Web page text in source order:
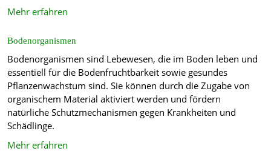
Mehr erfahren
Bodenorganismen
Bodenorganismen sind Lebewesen, die im Boden leben und
essentiell für die Bodenfruchtbarkeit sowie gesundes
Pflanzenwachstum sind. Sie können durch die Zugabe von
organischem Material aktiviert werden und fördern
natürliche Schutzmechanismen gegen Krankheiten und
Schädlinge.
Mehr erfahren